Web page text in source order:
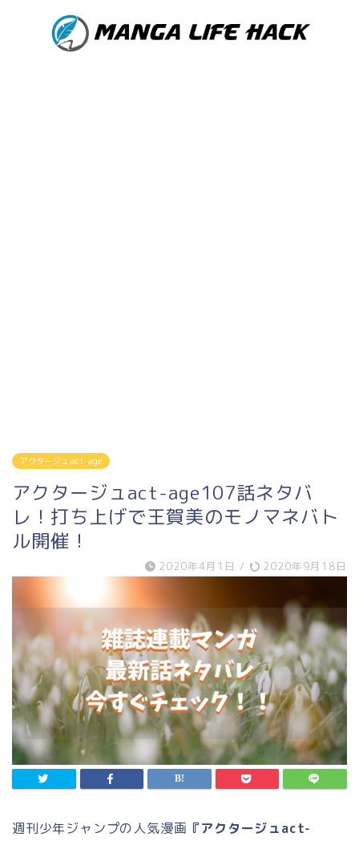
アクタージュ act-age
アクタージュact-age107話ネタバ
レ！打ち上げで王賀美のモノマネバト
ル開催！
2020年4月1日 / 2020年9月18日
週刊少年ジャンプの人気漫画 『アクタージュact-